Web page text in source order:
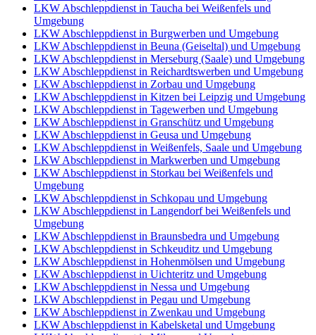
LKW Abschleppdienst in Taucha bei Weißenfels und
Umgebung
LKW Abschleppdienst in Burgwerben und Umgebung
LKW Abschleppdienst in Beuna (Geiseltal) und Umgebung
LKW Abschleppdienst in Merseburg (Saale) und Umgebung
LKW Abschleppdienst in Reichardtswerben und Umgebung
LKW Abschleppdienst in Zorbau und Umgebung
LKW Abschleppdienst in Kitzen bei Leipzig und Umgebung
LKW Abschleppdienst in Tagewerben und Umgebung
LKW Abschleppdienst in Granschütz und Umgebung
LKW Abschleppdienst in Geusa und Umgebung
LKW Abschleppdienst in Weißenfels, Saale und Umgebung
LKW Abschleppdienst in Markwerben und Umgebung
LKW Abschleppdienst in Storkau bei Weißenfels und
Umgebung
LKW Abschleppdienst in Schkopau und Umgebung
LKW Abschleppdienst in Langendorf bei Weißenfels und
Umgebung
LKW Abschleppdienst in Braunsbedra und Umgebung
LKW Abschleppdienst in Schkeuditz und Umgebung
LKW Abschleppdienst in Hohenmölsen und Umgebung
LKW Abschleppdienst in Uichteritz und Umgebung
LKW Abschleppdienst in Nessa und Umgebung
LKW Abschleppdienst in Pegau und Umgebung
LKW Abschleppdienst in Zwenkau und Umgebung
LKW Abschleppdienst in Kabelsketal und Umgebung